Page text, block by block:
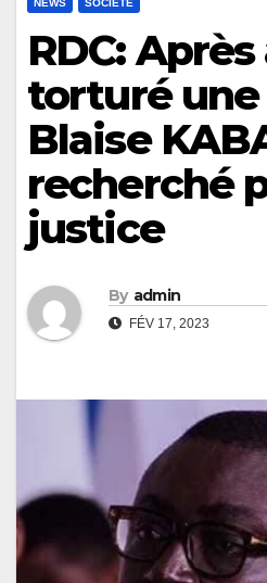
NEWS SOCIÉTÉ
RDC:
torturé une
Blaise
recherché
justice
By admin
FÉV 17, 2023